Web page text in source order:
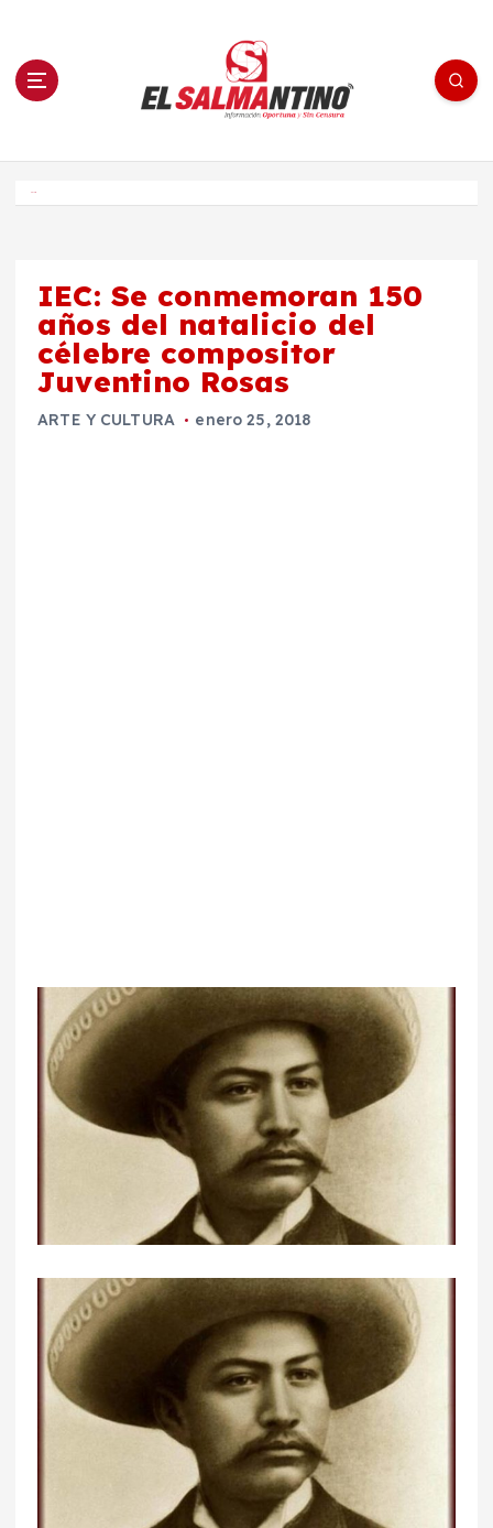
n El Salmantino - medios/noticias/editorial
IEC: Se conmemoran 150
años del natalicio del
célebre compositor
Juventino Rosas
ARTE Y CULTURA enero 25, 2018